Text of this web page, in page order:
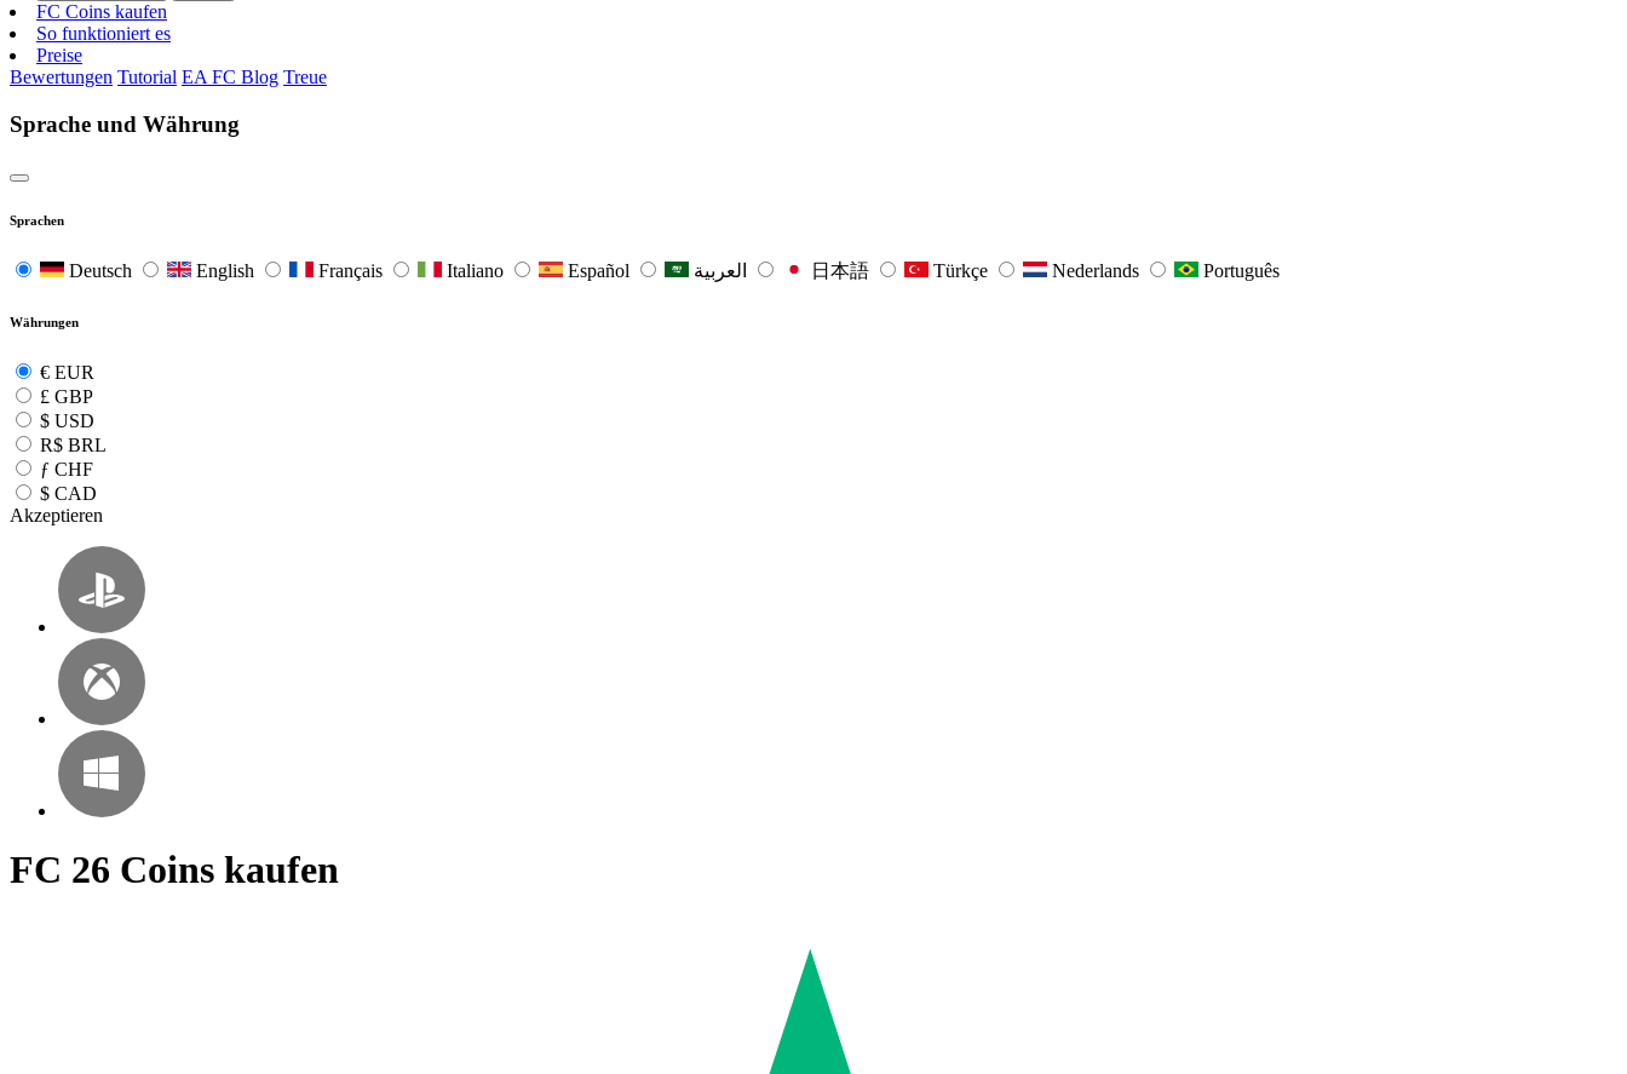
FC Coins kaufen
So funktioniert es
Preise
Bewertungen Tutorial EA FC Blog Treue
Sprache und Währung
Sprachen
Deutsch English Français Italiano Español 日本語 Türkçe Nederlands Português
Währungen
€ EUR
£ GBP
$ USD
R$ BRL
ƒ CHF
$ CAD
Akzeptieren
FC 26 Coins kaufen